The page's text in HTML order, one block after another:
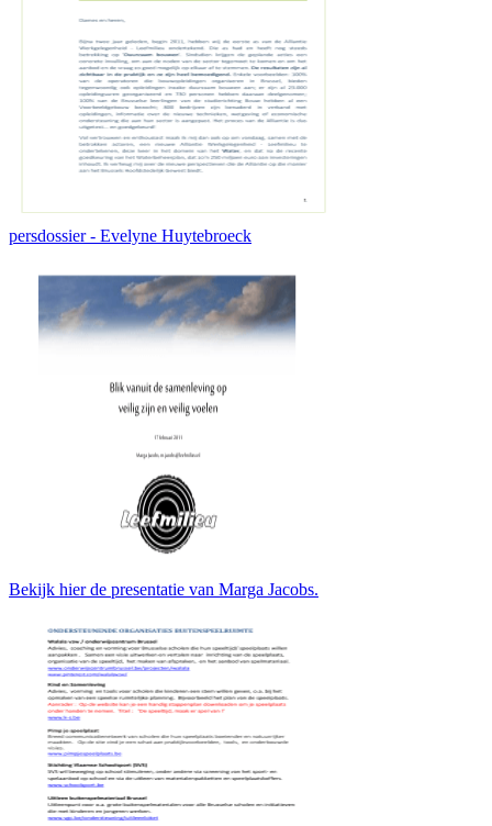
persdossier - Evelyne Huytebroeck
Bekijk hier de presentatie van Marga Jacobs.